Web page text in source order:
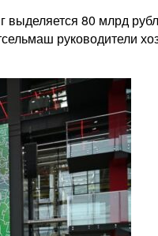
80 млрд
руководители